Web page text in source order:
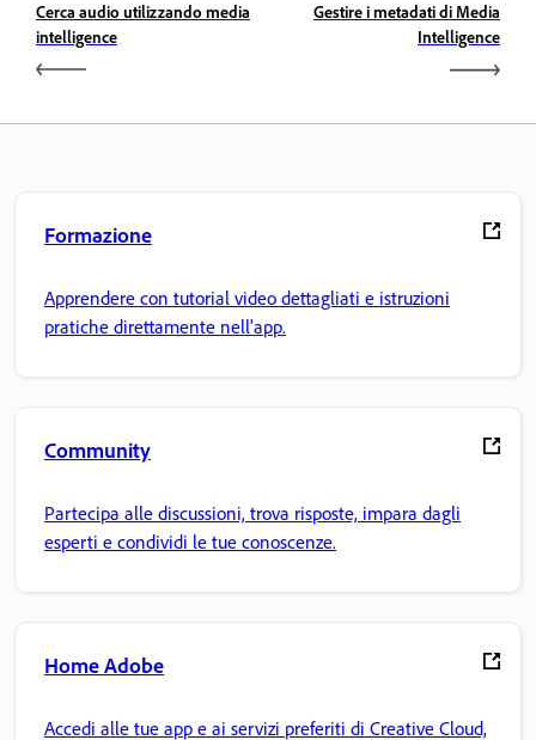
Cerca audio utilizzando media
intelligence
Gestire i metadati di Media
Intelligence
Formazione
Apprendere con tutorial video dettagliati e istruzioni
pratiche direttamente nell'app.
Community
Partecipa alle discussioni, trova risposte, impara dagli
esperti e condividi le tue conoscenze.
Home Adobe
Accedi alle tue app e ai servizi preferiti di Creative Cloud,